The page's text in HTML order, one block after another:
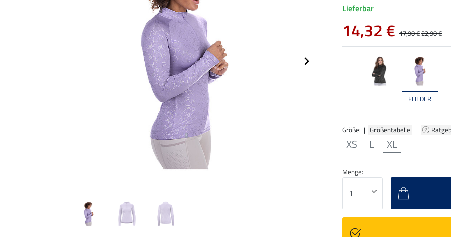
FLIEDER
Größe: | Größentabelle |
XS L XL
Lieferbar
14,32 € 17,90 €22,90 €
Menge: